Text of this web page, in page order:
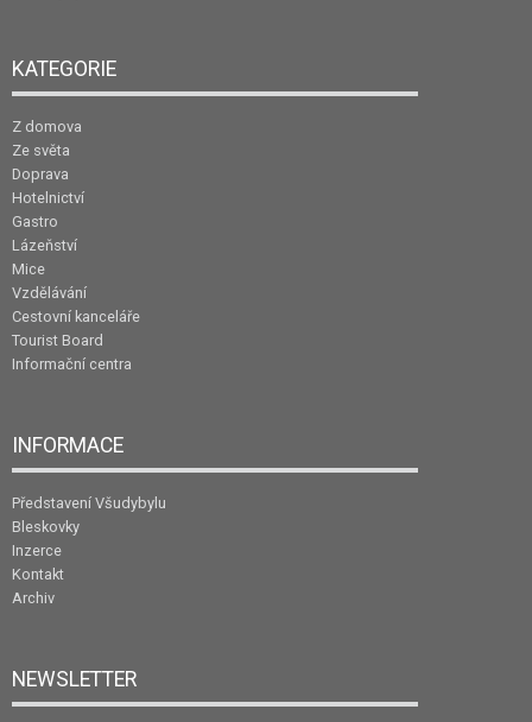
KATEGORIE
Z domova
Ze světa
Doprava
Hotelnictví
Gastro
Lázeňství
Mice
Vzdělávání
Cestovní kanceláře
Tourist Board
Informační centra
INFORMACE
Představení Všudybylu
Bleskovky
Inzerce
Kontakt
Archiv
NEWSLETTER